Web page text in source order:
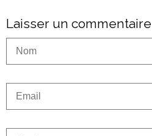
Laisser un commentaire